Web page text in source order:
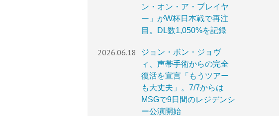
ン・オン・ア・プレイヤ
ー」がW杯日本戦で再注
目。DL数1,050%を記録
2026.06.18
ジョン・ボン・ジョヴ
ィ、声帯手術からの完全
復活を宣言「もうツアー
も大丈夫」。7/7からは
MSGで9日間のレジデンシ
ー公演開始